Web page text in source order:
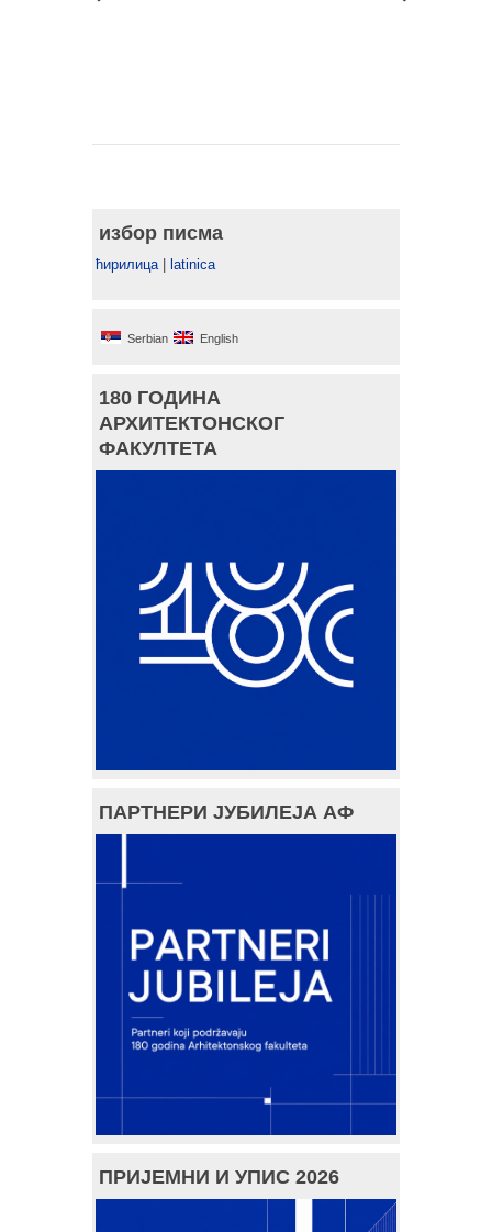
избор писма
ћирилица| latinica
Serbian English
180 ГОДИНА
АРХИТЕКТОНСКОГ
ФАКУЛТЕТА
ПАРТНЕРИ ЈУБИЛЕЈА АФ
ПРИЈЕМНИ И УПИС 2026